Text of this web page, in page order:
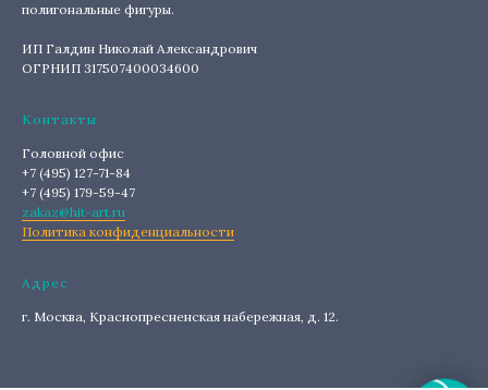
полигональные фигуры.
ИП Галдин Николай Александрович
ОГРНИП 317507400034600
Контакты
Головной офис
+7 (495) 127-71-84
+7 (495) 179-59-47
zakaz@hit-art.ru
Политика конфиденциальности
Адрес
г. Москва, Краснопресненская набережная, д. 12.